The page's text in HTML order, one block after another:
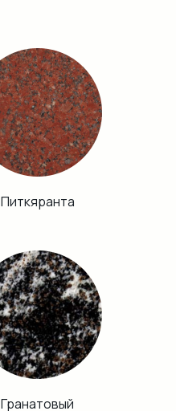
Питкяранта
Гранатовый